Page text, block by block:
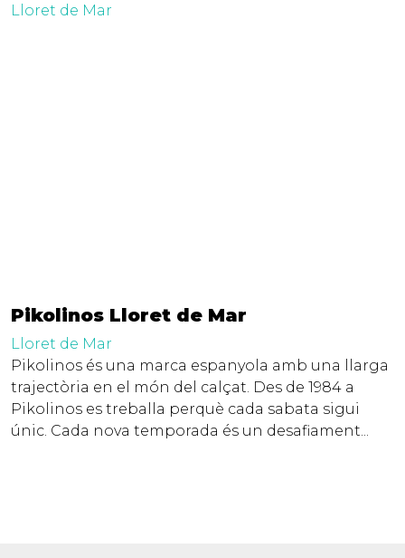
Lloret de Mar
Pikolinos Lloret de Mar
Lloret de Mar
Pikolinos és una marca espanyola amb una llarga
trajectòria en el món del calçat. Des de 1984 a
Pikolinos es treballa perquè cada sabata sigui
únic. Cada nova temporada és un desafiament...